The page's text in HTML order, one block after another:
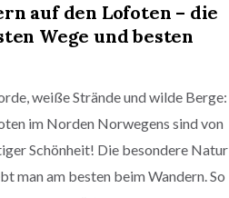
auf den Lofoten – die
Wege und besten
weiße Strände und wilde Berge:
im Norden Norwegens sind von
Schönheit! Die besondere Natur
man am besten beim Wandern. So